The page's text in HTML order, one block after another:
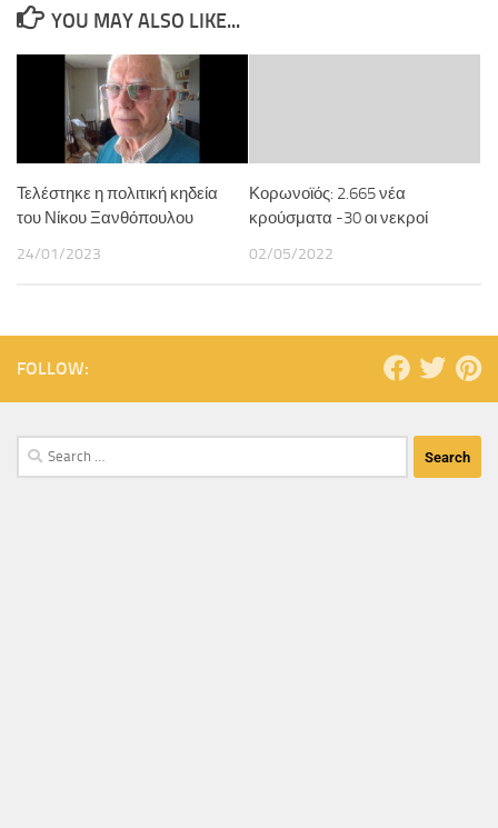
YOU MAY ALSO LIKE...
Τελέστηκε η πολιτική κηδεία
του Νίκου Ξανθόπουλου
24/01/2023
Κορωνοϊός: 2.665 νέα
κρούσματα -30 οι νεκροί
02/05/2022
FOLLOW: